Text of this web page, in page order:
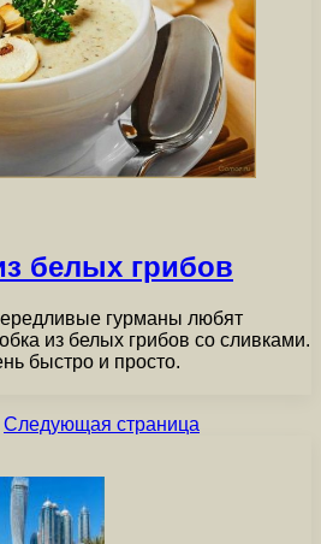
белых грибов
гурманы любят
из белых грибов со сливками.
быстро и просто.
Следующая страница